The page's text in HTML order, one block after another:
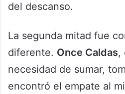
del descanso.
La segunda mitad fue
diferente. Once Caldas,
necesidad de sumar,
encontró el empate al